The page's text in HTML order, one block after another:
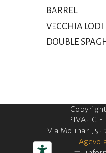
BARREL
VECCHIA LODI
DOUBLE
P.IVA -
Via Molinari, 5 -